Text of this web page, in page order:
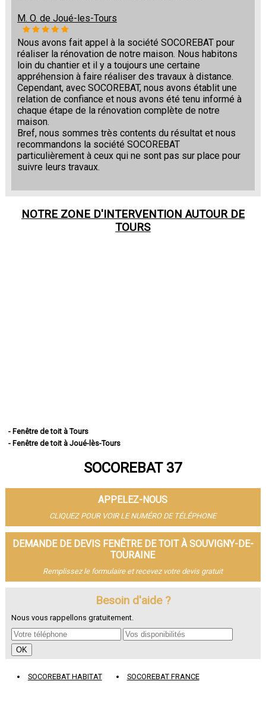
M. O. de Joué-les-Tours
Nous avons fait appel à la société SOCOREBAT pour
réaliser la rénovation de notre maison. Nous habitons
loin du chantier et il y a toujours une certaine
appréhension à faire réaliser des travaux à distance.
Cependant, avec SOCOREBAT, nous avons établit une
relation de confiance et nous avons été tenu informé à
chaque étape de la rénovation complète de notre
maison.
Bref, nous sommes très contents du résultat et nous
recommandons la société SOCOREBAT
particulièrement à ceux qui ne sont pas sur place pour
suivre leurs travaux.
NOTRE ZONE D'INTERVENTION AUTOUR DE
TOURS
- Fenêtre de toit à Tours
- Fenêtre de toit à Joué-lès-Tours
- Fenêtre de toit à Saint-Pierre-des-Corps
- Fenêtre de toit à Amboise
- Fenêtre de toit à Chambray-lès-Tours
- Fenêtre de toit à Montlouis-sur-Loire
- Fenêtre de toit à Fondettes
- Fenêtre de toit à La Riche
- Fenêtre de toit à Chinon
- Fenêtre de toit à Monts
- Fenêtre de toit à Bléré
- Fenêtre de toit à Luynes
- Fenêtre de toit à La Ville-aux-Dames
- Fenêtre de toit à Esvres
- Fenêtre de toit à Sainte-Maure-de-Touraine
SOCOREBAT 37
APPELEZ-NOUS
CLIQUEZ POUR VOIR LE NUMÉRO DE TÉLÉPHONE
DEMANDE DE DEVIS FENÊTRE DE TOIT À SOUVIGNY-DE-
TOURAINE
Remplissez le formulaire et recevez votre devis gratuit
Besoin d'aide ?
Nous vous rappellons gratuitement.
SOCOREBAT HABITAT SOCOREBAT FRANCE